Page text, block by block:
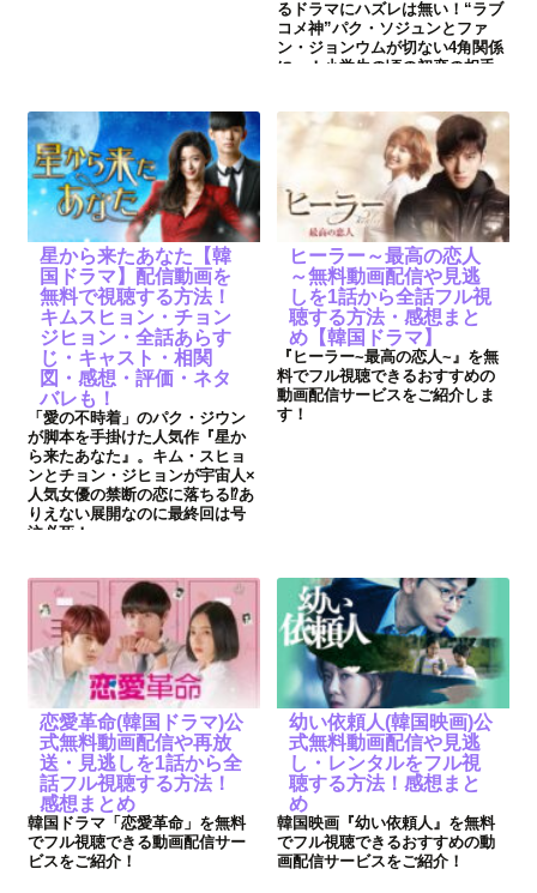
るドラマにハズレは無い！“ラブ
コメ神”パク・ソジュンとファ
ン・ジョンウムが切ない4角関係
に…！小学生の頃の初恋の相手
ずかしくなったヘジンが取った
行動は－⁈
星から来たあなた【韓
国ドラマ】配信動画を
無料で視聴する方法！
キムスヒョン・チョン
ジヒョン・全話あらす
じ・キャスト・相関
図・感想・評価・ネタ
バレも！
「愛の不時着」のパク・ジウン
が脚本を手掛けた人気作『星か
ら来たあなた』。キム・スヒョ
ンとチョン・ジヒョンが宇宙人×
人気女優の禁断の恋に落ちる⁉あ
りえない展開なのに最終回は号
泣必死！
ヒーラー～最高の恋人
～無料動画配信や見逃
しを1話から全話フル視
聴する方法・感想まと
め【韓国ドラマ】
『ヒーラー~最高の恋人~』を無
料でフル視聴できるおすすめの
動画配信サービスをご紹介しま
す！
恋愛革命(韓国ドラマ)公
式無料動画配信や再放
送・見逃しを1話から全
話フル視聴する方法！
感想まとめ
韓国ドラマ「恋愛革命」を無料
でフル視聴できる動画配信サー
ビスをご紹介！
幼い依頼人(韓国映画)公
式無料動画配信や見逃
し・レンタルをフル視
聴する方法！感想まと
め
韓国映画『幼い依頼人』を無料
でフル視聴できるおすすめの動
画配信サービスをご紹介！